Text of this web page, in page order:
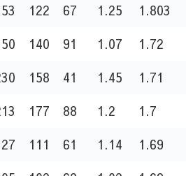
122 67 1.25 1.803
140 91 1.07 1.72
158 41 1.45 1.71
177 88 1.2 1.7
111 61 1.14 1.69